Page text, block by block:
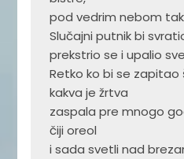
pod vedrim nebom
Slučajni putnik bi
prekstrio se i upalio
Retko ko bi se
kakva je žrtva
zaspala pre mnogo
čiji oreol
i sada svetli nad